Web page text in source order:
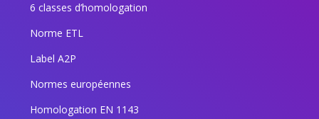
6 classes d’homologation
Norme ETL
Label A2P
Normes européennes
Homologation EN 1143